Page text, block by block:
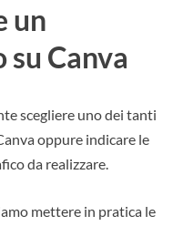
un
Canva
scegliere uno dei tanti
oppure indicare le
da realizzare.
mettere in pratica le